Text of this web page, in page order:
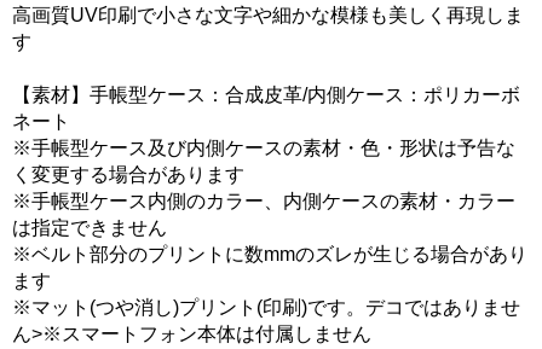
高画質UV印刷で小さな文字や細かな模様も美しく再現しま
す
【素材】手帳型ケース：合成皮革/内側ケース：ポリカーボ
ネート
※手帳型ケース及び内側ケースの素材・色・形状は予告な
く変更する場合があります
※手帳型ケース内側のカラー、内側ケースの素材・カラー
は指定できません
※ベルト部分のプリントに数mmのズレが生じる場合があり
ます
※マット(つや消し)プリント(印刷)です。デコではありませ
ん>※スマートフォン本体は付属しません